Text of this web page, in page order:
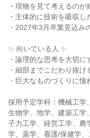
・現物を見て考えるのが
・主体的に技術を吸収し
・2027年3月卒業見込み
✨ 向いている人 ✨
・論理的な思考を大切に
・細部までこだわり抜け
・巨大なものづくりに憧
採用予定学科：機械工学
生物学、地学、建築工学
子力工学、経営工学、農
学、薬学、看護/保健学